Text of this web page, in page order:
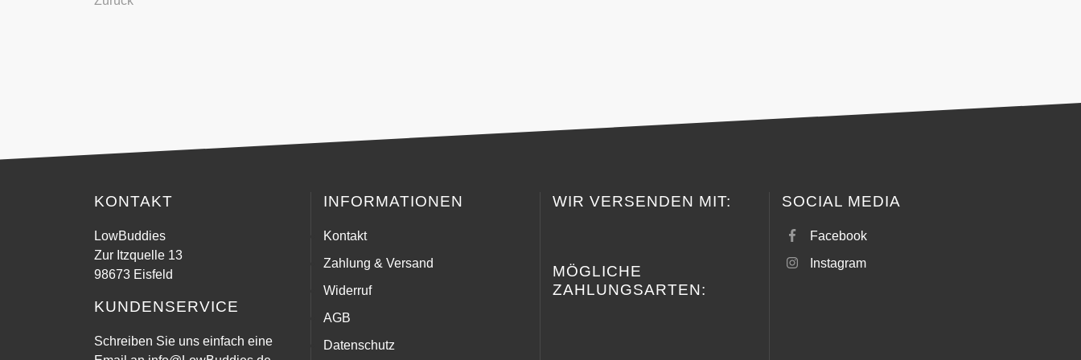
KONTAKT
LowBuddies
Zur Itzquelle 13
98673 Eisfeld
KUNDENSERVICE
Schreiben Sie uns einfach eine
INFORMATIONEN
Kontakt
Zahlung & Versand
Widerruf
AGB
Datenschutz
WIR VERSENDEN MIT:
MÖGLICHE
ZAHLUNGSARTEN:
SOCIAL MEDIA
Facebook
Instagram